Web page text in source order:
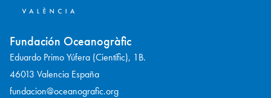
Fundación Oceanogràfic
Eduardo Primo Yúfera (Científic), 1B.
46013 Valencia España
fundacion@oceanografic.org